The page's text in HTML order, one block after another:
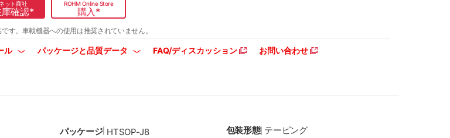
ット商社
確認*
ROHM Online Store
購入*
す。 車載機器への使用は推奨されていません。
ル パッケージと品質データ FAQ/ディスカッション お問い合わせ
パッケージ| HTSOP-J8 包装形態| テーピング